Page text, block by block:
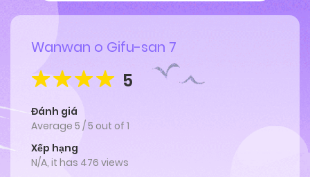
Wanwan o Gifu-san 7
5
Đánh giá
Average 5 /5 out of 1
Xếp hạng
N/A, it has 476 views